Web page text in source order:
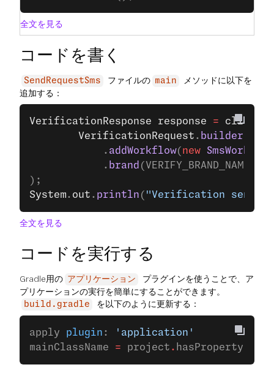
全文を見る
コードを書く
SendRequestSms ファイルの main
メソッドに以下を
追加する：
VerificationResponse response = client
		VerificationRequest
. builder
			.
addWorkflow( new SmsWorkflow
			.
brand (VERIFY_BRAND_NAME).
);
System. out . println ( "Verification sent: "
全文を見る
コードを実行する
Gradle用の アプリケーション
プラグインを使うことで、ア
プリケーションの実行を簡単にすることができます。
build.gradle を以下のように更新する：
apply plugin :
'application'
mainClassName = project . hasProperty(